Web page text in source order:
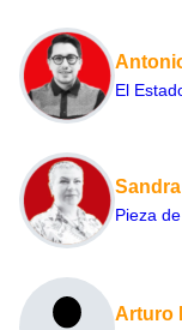
El
Pieza
Arturo